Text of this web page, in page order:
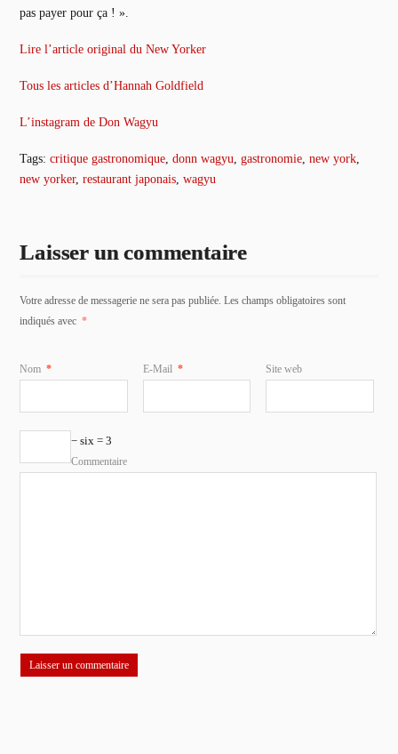
pas payer pour ça ! ».
Lire l’article original du New Yorker
Tous les articles d’Hannah Goldfield
L’instagram de Don Wagyu
Tags:critique gastronomique ,donn wagyu ,gastronomie ,new york
new yorker,restaurant japonais ,wagyu
Laisser un commentaire
Votre adresse de messagerie ne sera pas publiée. Les champs obligatoires sont
indiqués avec *
Nom * E-Mail * Site web
− six = 3
Commentaire